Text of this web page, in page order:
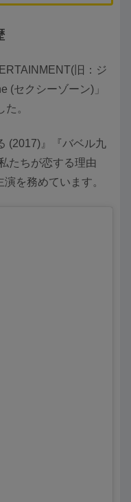
旧：ジ
(セクシーゾーン)」
。
(2017)』『バベル九
たちが恋する理由
を務めています。